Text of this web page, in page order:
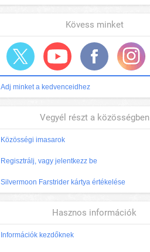
Kövess minket
Adj minket a kedvenceidhez
Vegyél részt a közösségben
Közösségi imasarok
Regisztrálj, vagy jelentkezz be
Silvermoon Farstrider kártya értékelése
Hasznos információk
Információk kezdőknek